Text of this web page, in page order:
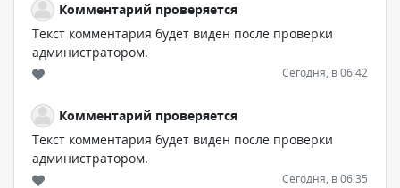
Комментарий проверяется
Текст комментария будет виден после проверки
администратором.
Сегодня, в 06:42
Комментарий проверяется
Текст комментария будет виден после проверки
администратором.
Сегодня, в 06:35